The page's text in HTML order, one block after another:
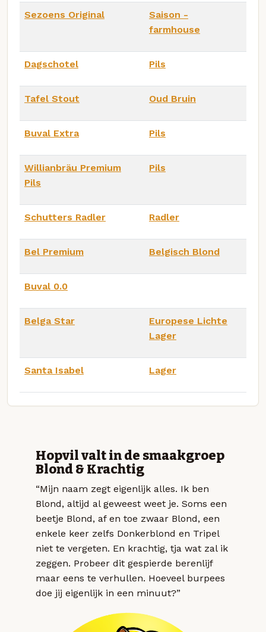
Sezoens Original
Saison -
farmhouse
Dagschotel Pils
Tafel Stout Oud Bruin
Buval Extra Pils
Willianbräu Premium
Pils
Pils
Schutters Radler Radler
Bel Premium Belgisch Blond
Buval 0.0
Belga Star
Europese Lichte
Lager
Santa Isabel Lager
Hopvil valt in de smaakgroep
Blond & Krachtig
“Mijn naam zegt eigenlijk alles. Ik ben
Blond, altijd al geweest weet je. Soms een
beetje Blond, af en toe zwaar Blond, een
enkele keer zelfs Donkerblond en Tripel
niet te vergeten. En krachtig, tja wat zal ik
zeggen. Probeer dit gespierde berenlijf
maar eens te verhullen. Hoeveel burpees
doe jij eigenlijk in een minuut?”